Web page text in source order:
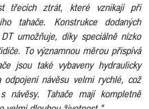
třecích ztrát, které vznikají při
tahače. Konstrukce dodaných
umožňuje, díky speciálně nízko
To významnou měrou přispívá
jsou také vybaveny hydraulicky
návěsu velmi rychlé, což
návěsy. Tahače mají kompletně